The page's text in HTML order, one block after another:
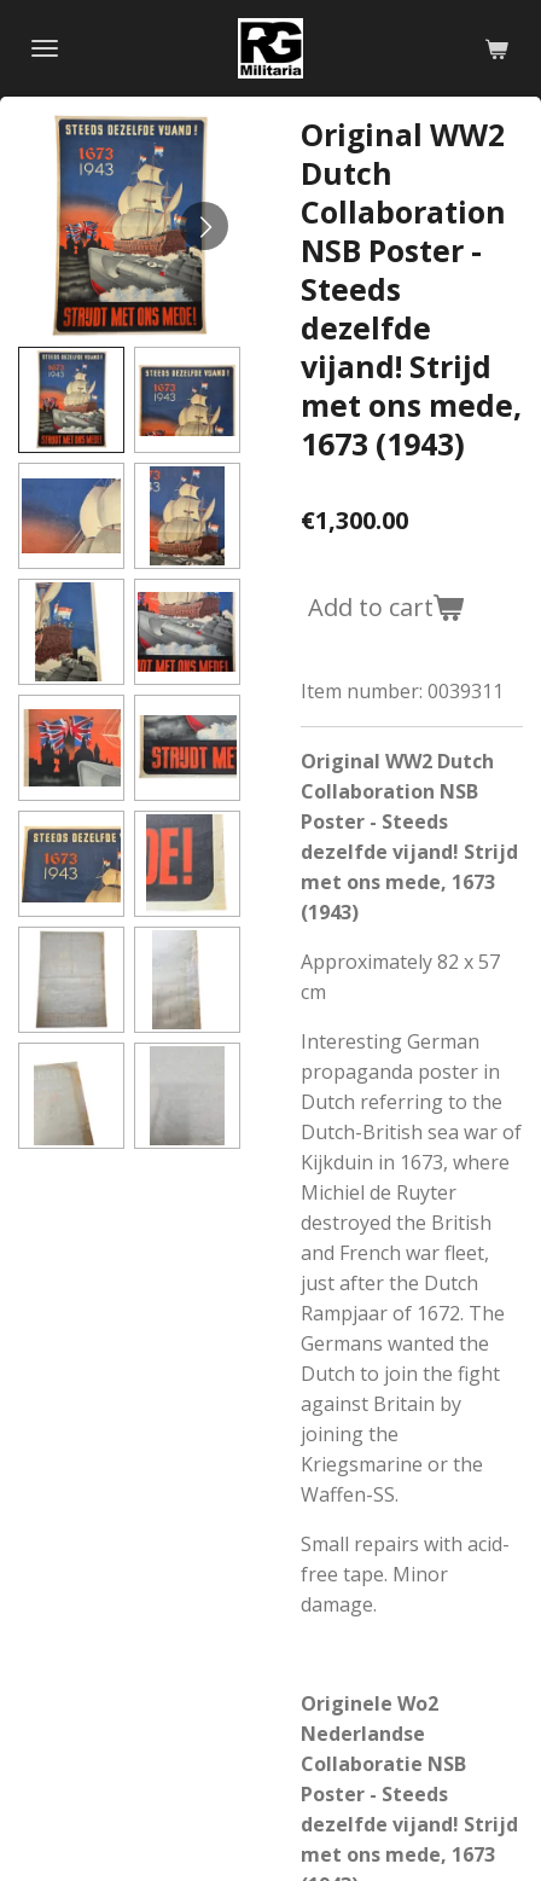
content
Original WW2
Dutch
Collaboration
NSB Poster -
Steeds
dezelfde
vijand! Strijd
met ons mede,
1673 (1943)
€1,300.00
Add to cart
Item number: 0039311
Original WW2 Dutch
Collaboration NSB
Poster - Steeds
dezelfde vijand! Strijd
met ons mede, 1673
(1943)
Approximately 82 x 57
cm
Interesting German
propaganda poster in
Dutch referring to the
Dutch-British sea war of
Kijkduin in 1673, where
Michiel de Ruyter
destroyed the British
and French war fleet,
just after the Dutch
Rampjaar of 1672. The
Germans wanted the
Dutch to join the fight
against Britain by
joining the
Kriegsmarine or the
Waffen-SS.
Small repairs with acid-
free tape. Minor
damage.
Originele Wo2
Nederlandse
Collaboratie NSB
Poster - Steeds
dezelfde vijand! Strijd
met ons mede, 1673